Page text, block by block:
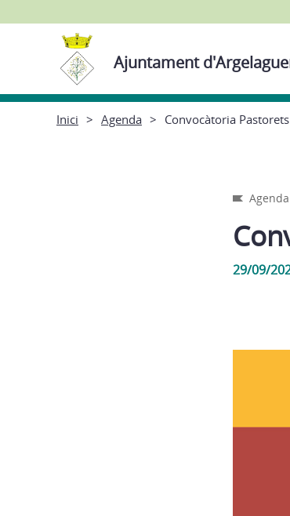
Ajuntament
Inici Agenda Convocàtoria
Agenda
29/09/